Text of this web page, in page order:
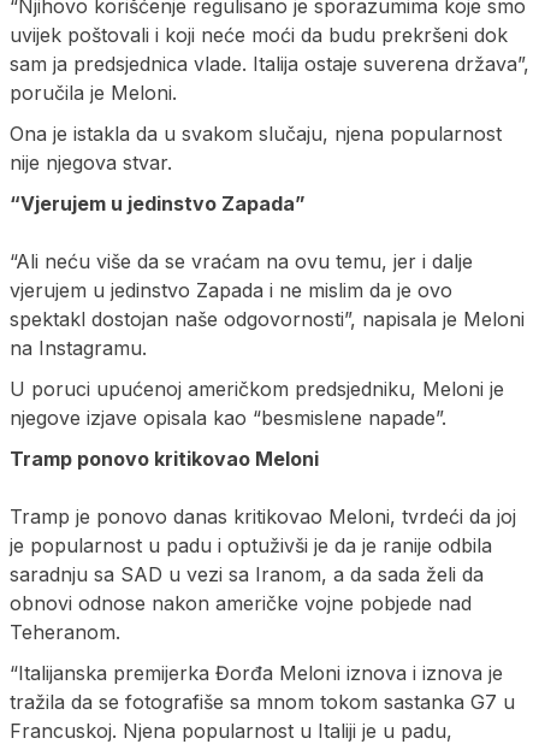
“Njihovo korišćenje regulisano je sporazumima koje smo
uvijek poštovali i koji neće moći da budu prekršeni dok
sam ja predsjednica vlade. Italija ostaje suverena država”,
poručila je Meloni.
Ona je istakla da u svakom slučaju, njena popularnost
nije njegova stvar.
“Vjerujem u jedinstvo Zapada”
“Ali neću više da se vraćam na ovu temu, jer i dalje
vjerujem u jedinstvo Zapada i ne mislim da je ovo
spektakl dostojan naše odgovornosti”, napisala je Meloni
na Instagramu.
U poruci upućenoj američkom predsjedniku, Meloni je
njegove izjave opisala kao “besmislene napade”.
Tramp ponovo kritikovao Meloni
Tramp je ponovo danas kritikovao Meloni, tvrdeći da joj
je popularnost u padu i optuživši je da je ranije odbila
saradnju sa SAD u vezi sa Iranom, a da sada želi da
obnovi odnose nakon američke vojne pobjede nad
Teheranom.
“Italijanska premijerka Đorđa Meloni iznova i iznova je
tražila da se fotografiše sa mnom tokom sastanka G7 u
Francuskoj. Njena popularnost u Italiji je u padu,